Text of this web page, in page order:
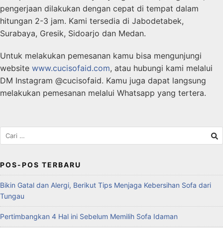
pengerjaan dilakukan dengan cepat di tempat dalam
hitungan 2-3 jam. Kami tersedia di Jabodetabek,
Surabaya, Gresik, Sidoarjo dan Medan.
Untuk melakukan pemesanan kamu bisa mengunjungi
website www.cucisofaid.com, atau hubungi kami melalui
DM Instagram @cucisofaid. Kamu juga dapat langsung
melakukan pemesanan melalui Whatsapp yang tertera.
POS-POS TERBARU
Bikin Gatal dan Alergi, Berikut Tips Menjaga Kebersihan Sofa dari
Tungau
Pertimbangkan 4 Hal ini Sebelum Memilih Sofa Idaman